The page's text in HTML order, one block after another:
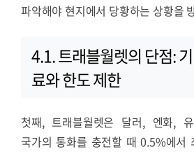
파악해야 현지에서 당황하는 상황을
4.1. 트래블월렛의 단점:
료와 한도 제한
첫째, 트래블월렛은 달러, 엔화,
국가의 통화를 충전할 때 0.5%에서